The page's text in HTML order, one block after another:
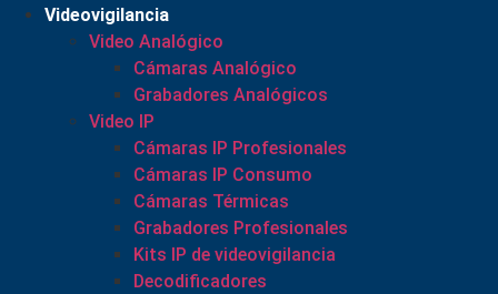
Videovigilancia
Video Analógico
Cámaras Analógico
Grabadores Analógicos
Video IP
Cámaras IP Profesionales
Cámaras IP Consumo
Cámaras Térmicas
Grabadores Profesionales
Kits IP de videovigilancia
Decodificadores